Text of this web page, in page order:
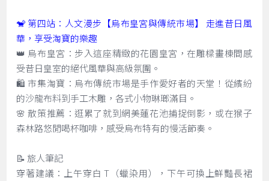
🐒 第四站：人文漫步【烏布皇宮與傳統市場】 走進昔日風
華，享受淘寶的樂趣
👑 烏布皇宮：步入這座精緻的花園皇宮，在雕樑畫棟間感
受昔日皇室的絕代風華與高級氛圍。
🛍️ 市集淘寶：烏布傳統市場是手作愛好者的天堂！從繽紛
的沙龍布料到手工木雕，各式小物琳瑯滿目。
🌸 散策推薦：逛累了就到網美蓮花池捕捉倒影，或在猴子
森林路悠閒喝杯咖啡，感受烏布特有的慢活節奏。
📝 旅人筆記
穿著建議：上午穿白 T（蠟染用），下午可換上鮮豔長裙